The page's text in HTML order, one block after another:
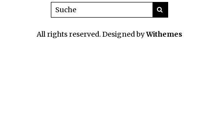
All rights reserved. Designed byWithemes